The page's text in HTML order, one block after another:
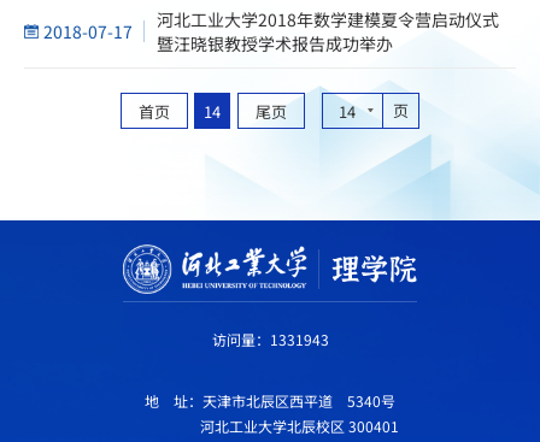
2018-07-17
河北工业大学2018年数学建模夏令营启动仪式
暨汪晓银教授学术报告成功举办
首页 14 尾页 14 页
访问量： 1331943
地 址：天津市北辰区西平道 5340号
河北工业大学北辰校区 300401